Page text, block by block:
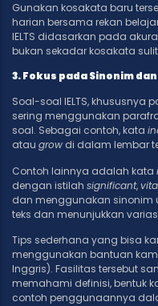
Gunakan kosakata baru
harian bersama rekan
IELTS didasarkan pada
bukan sekadar kosakata
3. Fokus pada Sinonim
Soal-soal IELTS, khususnya
sering menggunakan
soal. Sebagai contoh, kata
atau grow di dalam lembar
Contoh lainnya adalah kata
dengan istilah significant,
dan menggunakan sinonim
teks dan menunjukkan
Tips sederhana yang bisa
menggunakan bantuan
Inggris). Fasilitas tersebut
memahami definisi, bentuk
contoh penggunaannya